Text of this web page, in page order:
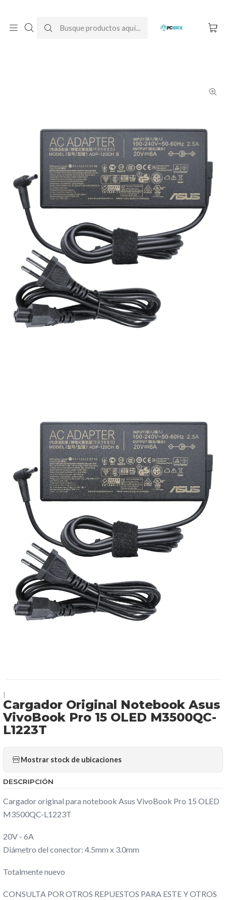
Cargador Original Notebook Asus
VivoBook Pro 15 OLED M3500QC-
L1223T
Mostrar stock de ubicaciones
DESCRIPCIÓN
Cargador original para notebook Asus VivoBook Pro 15 OLED
M3500QC-L1223T
20V - 6A
Diámetro del conector: 4.5mm x 3.0mm
Totalmente nuevo
CONSULTA POR OTROS REPUESTOS PARA ESTE Y OTROS